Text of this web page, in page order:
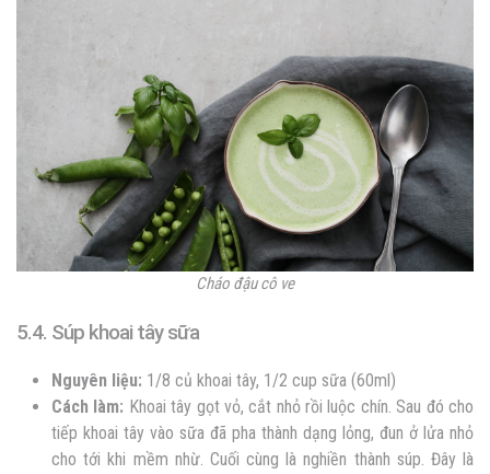
Cháo đậu cô ve
5.4. Súp khoai tây sữa
Nguyên liệu: 1/8 củ khoai tây, 1/2 cup sữa (60ml)
Cách làm: Khoai tây gọt vỏ, cắt nhỏ rồi luộc chín. Sau đó cho
tiếp khoai tây vào sữa đã pha thành dạng lỏng, đun ở lửa nhỏ
cho tới khi mềm nhừ. Cuối cùng là nghiền thành súp. Đây là